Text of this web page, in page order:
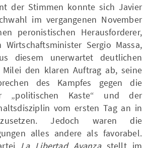
der Stimmen konnte sich Javier
im vergangenen November
peronistischen Herausforderer,
Wirtschaftsminister Sergio Massa,
diesem unerwartet deutlichen
Milei den klaren Auftrag ab, seine
des Kampfes gegen die
„politischen Kaste“ und der
vom ersten Tag an in
Jedoch waren die
alles andere als favorabel.
La Libertad Avanza stellt im